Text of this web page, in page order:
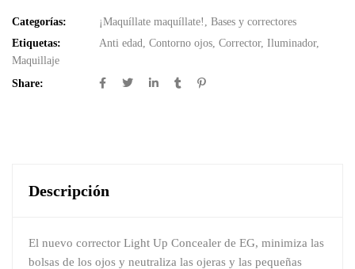
Categorías: ¡Maquíllate maquíllate!
Bases y correctores
Etiquetas:
Anti edad Contorno ojos Corrector, Iluminador,
Maquillaje
Share:
Descripción
El nuevo corrector Light Up Concealer de EG, minimiza las
bolsas de los ojos y neutraliza las ojeras y las pequeñas